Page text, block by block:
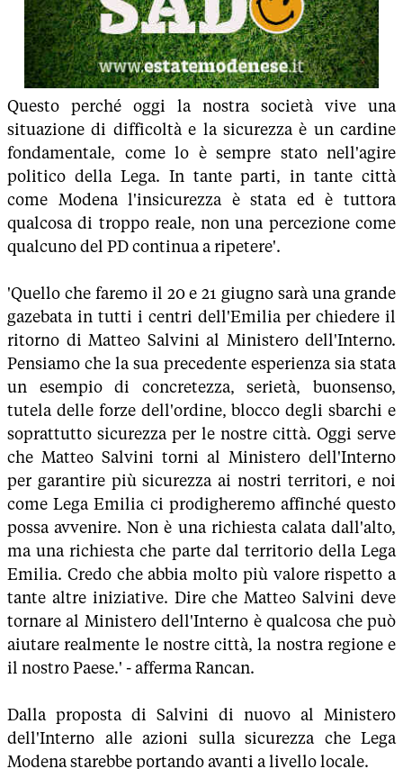
Questo perché oggi la nostra società vive una
situazione di difficoltà e la sicurezza è un cardine
fondamentale, come lo è sempre stato nell'agire
politico della Lega. In tante parti, in tante città
come Modena l'insicurezza è stata ed è tuttora
qualcosa di troppo reale, non una percezione come
qualcuno del PD continua a ripetere'.
'Quello che faremo il 20 e 21 giugno sarà una grande
gazebata in tutti i centri dell'Emilia per chiedere il
ritorno di Matteo Salvini al Ministero dell'Interno.
Pensiamo che la sua precedente esperienza sia stata
un esempio di concretezza, serietà, buonsenso,
tutela delle forze dell'ordine, blocco degli sbarchi e
soprattutto sicurezza per le nostre città. Oggi serve
che Matteo Salvini torni al Ministero dell'Interno
per garantire più sicurezza ai nostri territori, e noi
come Lega Emilia ci prodigheremo affinché questo
possa avvenire. Non è una richiesta calata dall'alto,
ma una richiesta che parte dal territorio della Lega
Emilia. Credo che abbia molto più valore rispetto a
tante altre iniziative. Dire che Matteo Salvini deve
tornare al Ministero dell'Interno è qualcosa che può
aiutare realmente le nostre città, la nostra regione e
il nostro Paese.' - afferma Rancan.
Dalla proposta di Salvini di nuovo al Ministero
dell'Interno alle azioni sulla sicurezza che Lega
Modena starebbe portando avanti a livello locale.